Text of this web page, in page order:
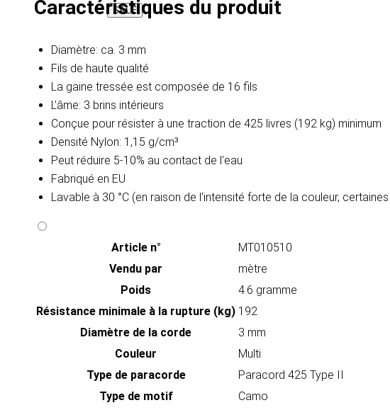
SALE
Caractéristiques du produit
Diamètre: ca. 3 mm
Fils de haute qualité
La gaine tressée est composée de 16 fils
L'âme: 3 brins intérieurs
Conçue pour résister à une traction de 425 livres (192 kg) minimum
Densité Nylon: 1,15 g/cm³
Peut réduire 5-10% au contact de l'eau​
Fabriqué en EU
Lavable à 30 °C (en raison de l'intensité forte de la couleur,
Article n°
MT010510
Vendu par
mètre
Poids
4.6 gramme
Résistance minimale à la rupture (kg) 192
Diamètre de la corde
3 mm
Couleur
Multi
Type de paracorde
Paracord 425 Type II
Type de motif
Camo